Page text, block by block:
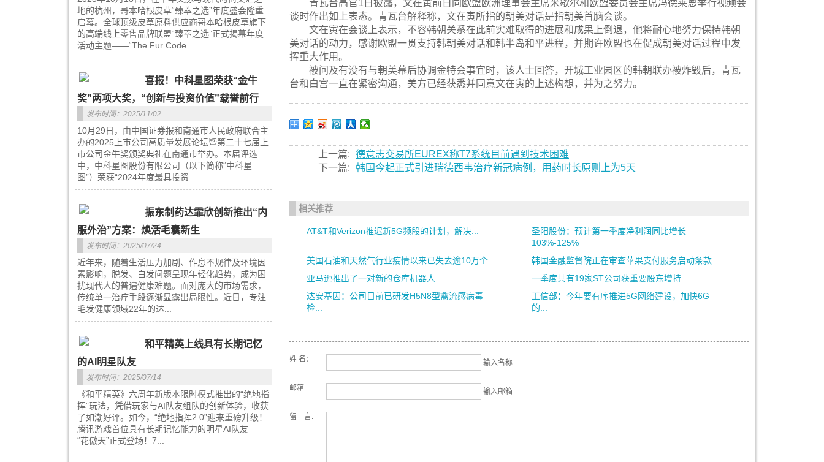
地的杭州，哥本哈根皮草“臻萃之选”年度盛会隆重
启幕。全球顶级皮草原料供应商哥本哈根皮草旗下
的高端线上零售品牌联盟“臻萃之选”正式揭幕年度
活动主题——“The Fur Code...
喜报！中科星图荣获“金牛
奖”两项大奖，“创新与投资价值”载誉前行
发布时间：2025/11/02
10月29日，由中国证券报和南通市人民政府联合主
办的2025上市公司高质量发展论坛暨第二十七届上
市公司金牛奖颁奖典礼在南通市举办。本届评选
中，中科星图股份有限公司（以下简称“中科星
图”）荣获“2024年度最具投资...
振东制药达霏欣创新推出“内
服外治”方案：焕活毛囊新生
发布时间：2025/07/24
近年来，随着生活压力加剧、作息不规律及环境因
素影响，脱发、白发问题呈现年轻化趋势，成为困
扰现代人的普遍健康难题。面对庞大的市场需求，
传统单一治疗手段逐渐显露出局限性。近日，专注
毛发健康领域22年的达...
和平精英上线具有长期记忆
的AI明星队友
发布时间：2025/07/14
《和平精英》六周年新版本限时模式推出的“绝地指
挥”玩法，凭借玩家与AI队友组队的创新体验，收获
了如潮好评。如今，“绝地指挥2.0”迎来重磅升级！
腾讯游戏首位具有长期记忆能力的明星AI队友——
“花傲天”正式登场！7...
青瓦台高官1日披露，文在寅前日同欧盟欧洲理事会主席米歇尔和欧盟委员会主席冯德莱恩举行视频会
谈时作出如上表态。青瓦台解释称，文在寅所指的朝美对话是指朝美首脑会谈。
文在寅在会谈上表示，不容韩朝关系在此前实难取得的进展和成果上倒退，他将耐心地努力保持韩朝
美对话的动力，感谢欧盟一贯支持韩朝美对话和韩半岛和平进程，并期许欧盟也在促成朝美对话过程中发
挥重大作用。
被问及有没有与朝美幕后协调金特会事宜时，该人士回答，开城工业园区的韩朝联办被炸毁后，青瓦
台和白宫一直在紧密沟通，美方已经获悉并同意文在寅的上述构想，并为之努力。
上一篇: 德意志交易所EUREX称T7系统目前遇到技术困难
下一篇: 韩国今起正式引进瑞德西韦治疗新冠病例，用药时长原则上为5天
相关推荐
AT&T和Verizon推迟新5G频段的计划，解决...
圣阳股份：预计第一季度净利润同比增长
103%-125%
美国石油和天然气行业疫情以来已失去逾10万个...
韩国金融监督院正在审查苹果支付服务启动条款
亚马逊推出了一对新的仓库机器人
一季度共有19家ST公司获重要股东增持
达安基因：公司目前已研发H5N8型禽流感病毒
检...
工信部：今年要有序推进5G网络建设，加快6G
的...
姓 名： 输入名称
邮箱 输入邮箱
留 言: